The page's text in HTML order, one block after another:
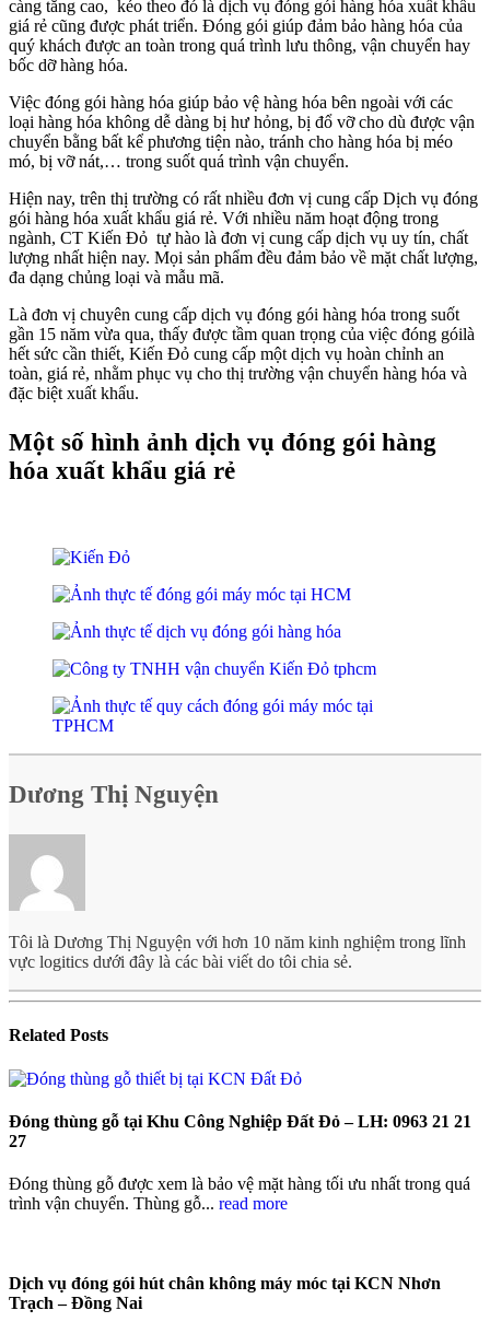
càng tăng cao, kéo theo đó là dịch vụ đóng gói hàng hóa xuất khẩu
giá rẻ cũng được phát triển. Đóng gói giúp đảm bảo hàng hóa của
quý khách được an toàn trong quá trình lưu thông, vận chuyển hay
bốc dỡ hàng hóa.
Việc đóng gói hàng hóa giúp bảo vệ hàng hóa bên ngoài với các
loại hàng hóa không dễ dàng bị hư hỏng, bị đổ vỡ cho dù được vận
chuyển bằng bất kể phương tiện nào, tránh cho hàng hóa bị méo
mó, bị vỡ nát,… trong suốt quá trình vận chuyển.
Hiện nay, trên thị trường có rất nhiều đơn vị cung cấp Dịch vụ đóng
gói hàng hóa xuất khẩu giá rẻ. Với nhiều năm hoạt động trong
ngành, CT Kiến Đỏ tự hào là đơn vị cung cấp dịch vụ uy tín, chất
lượng nhất hiện nay. Mọi sản phẩm đều đảm bảo về mặt chất lượng,
đa dạng chủng loại và mẫu mã.
Là đơn vị chuyên cung cấp dịch vụ đóng gói hàng hóa trong suốt
gần 15 năm vừa qua, thấy được tầm quan trọng của việc đóng góilà
hết sức cần thiết, Kiến Đỏ cung cấp một dịch vụ hoàn chỉnh an
toàn, giá rẻ, nhằm phục vụ cho thị trường vận chuyển hàng hóa và
đặc biệt xuất khẩu.
Một số hình ảnh dịch vụ đóng gói hàng
hóa xuất khẩu giá rẻ
Dương Thị Nguyện
Tôi là Dương Thị Nguyện với hơn 10 năm kinh nghiệm trong lĩnh
vực logitics dưới đây là các bài viết do tôi chia sẻ.
Related Posts
Đóng thùng gỗ tại Khu Công Nghiệp Đất Đỏ – LH: 0963 21 21
27
Đóng thùng gỗ được xem là bảo vệ mặt hàng tối ưu nhất trong quá
trình vận chuyển. Thùng gỗ... read more
Dịch vụ đóng gói hút chân không máy móc tại KCN Nhơn
Trạch – Đồng Nai